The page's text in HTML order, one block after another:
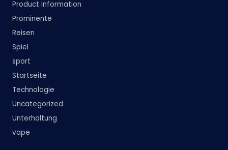
Product Information
Prominente
Reisen
Spiel
sport
Startseite
Technologie
Uncategorized
Unterhaltung
vape